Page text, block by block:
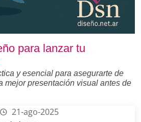
para lanzar tu
y esencial para asegurarte de
mejor presentación visual antes de
21-ago-2025